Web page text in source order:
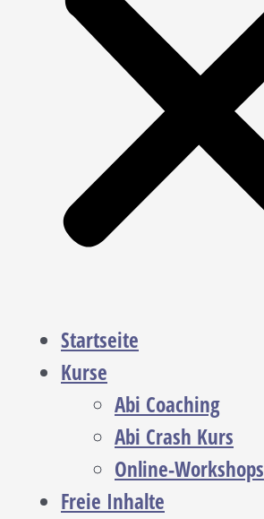
Startseite
Kurse
Abi Coaching
Abi Crash Kurs
Online-Workshops
Freie Inhalte